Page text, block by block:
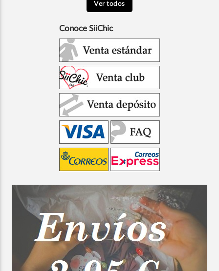
Ver todos
Conoce SiiChic